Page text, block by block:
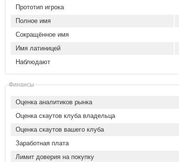
Прототип игрока
Полное имя
Сокращённое имя
Имя латиницей
Наблюдают
Финансы
Оценка аналитиков рынка
Оценка скаутов клуба владельца
Оценка скаутов вашего клуба
Заработная плата
Лимит доверия на покупку